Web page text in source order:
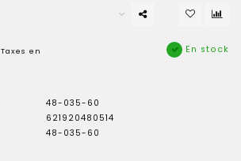
Taxes en
En stock
48-035-60
621920480514
48-035-60